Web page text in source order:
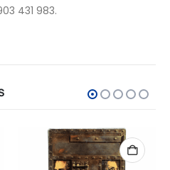
431 983.